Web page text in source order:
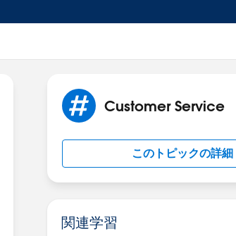
Customer Service
このトピックの詳細
関連学習